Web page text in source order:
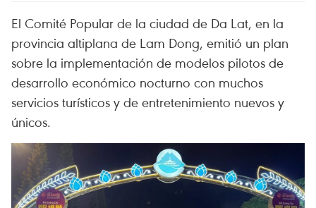
El Comité Popular de la ciudad de Da Lat, en la
provincia altiplana de Lam Dong, emitió un plan
sobre la implementación de modelos pilotos de
desarrollo económico nocturno con muchos
servicios turísticos y de entretenimiento nuevos y
únicos.